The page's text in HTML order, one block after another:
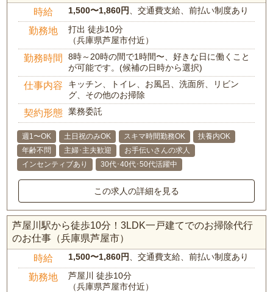
時給 1,500〜1,860円 、交通費支給、前払い制度あり
勤務地
打出 徒歩10分
（兵庫県芦屋市付近）
勤務時間
8時～20時の間で1時間〜、好きな日に働くこと
が可能です。(候補の日時から選択)
仕事内容
キッチン、トイレ、お風呂、洗面所、リビン
グ、その他のお掃除
契約形態 業務委託
週1〜OK 土日祝のみOK スキマ時間勤務OK
扶養内OK
年齢不問
主婦･主夫歓迎
お手伝いさんの求人
インセンティブあり
30代･40代･50代活躍中
この求人の詳細を見る
芦屋川駅から徒歩10分！3LDK一戸建てでのお掃除代行
のお仕事（兵庫県芦屋市）
時給 1,500〜1,860円 、交通費支給、前払い制度あり
勤務地
芦屋川 徒歩10分
（兵庫県芦屋市付近）